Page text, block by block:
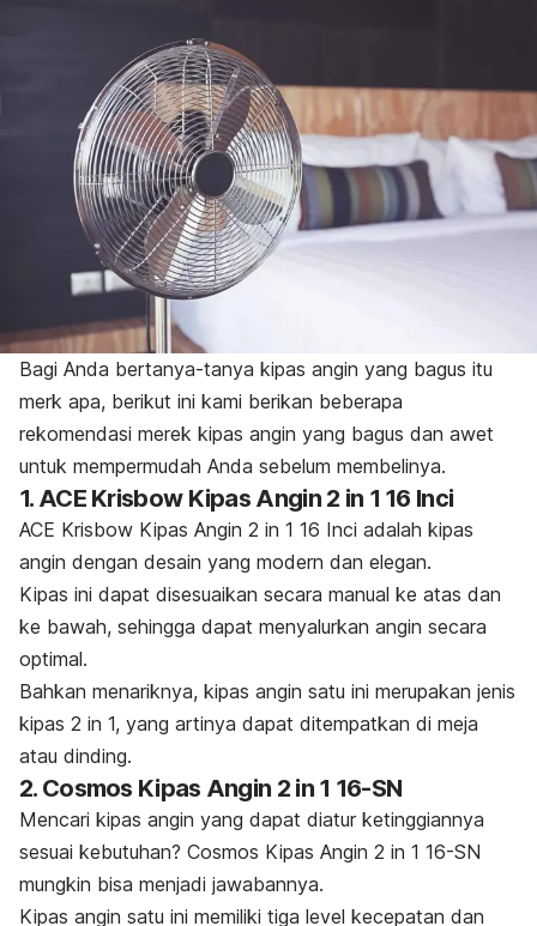
Bagi Anda bertanya-tanya kipas angin yang bagus itu
merk apa, berikut ini kami berikan beberapa
rekomendasi merek kipas angin yang bagus dan awet
untuk mempermudah Anda sebelum membelinya.
1. ACE Krisbow Kipas Angin 2 in 1 16 Inci
ACE Krisbow Kipas Angin 2 in 1 16 Inci adalah kipas
angin dengan desain yang modern dan elegan.
Kipas ini dapat disesuaikan secara manual ke atas dan
ke bawah, sehingga dapat menyalurkan angin secara
optimal.
Bahkan menariknya, kipas angin satu ini merupakan jenis
kipas 2 in 1, yang artinya dapat ditempatkan di meja
atau dinding.
2. Cosmos Kipas Angin 2 in 1 16-SN
Mencari kipas angin yang dapat diatur ketinggiannya
sesuai kebutuhan? Cosmos Kipas Angin 2 in 1 16-SN
mungkin bisa menjadi jawabannya.
Kipas angin satu ini memiliki tiga level kecepatan dan